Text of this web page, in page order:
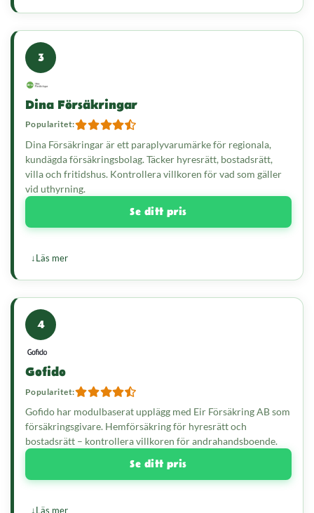
3
Dina Försäkringar
Popularitet:
Dina Försäkringar är ett paraplyvarumärke för regionala,
kundägda försäkringsbolag. Täcker hyresrätt, bostadsrätt,
villa och fritidshus. Kontrollera villkoren för vad som gäller
vid uthyrning.
Se ditt pris
Läs mer
4
Gofido
Popularitet:
Gofido har modulbaserat upplägg med Eir Försäkring AB som
försäkringsgivare. Hemförsäkring för hyresrätt och
bostadsrätt – kontrollera villkoren för andrahandsboende.
Se ditt pris
Läs mer